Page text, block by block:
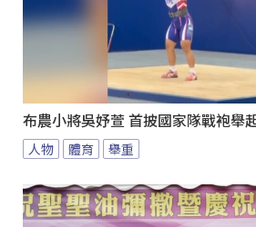
布農小將吳妤萱 首披國家隊戰袍舉
人物 體育 舉重